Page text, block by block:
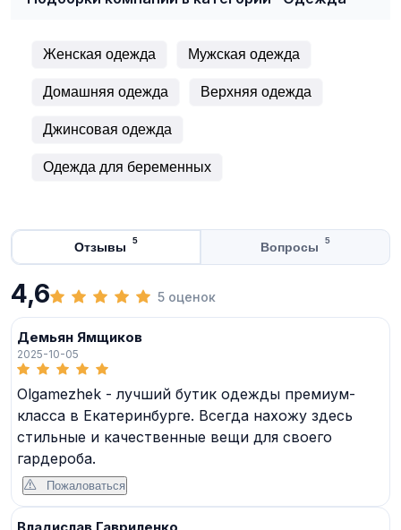
Женская одежда Мужская одежда
Домашняя одежда Верхняя одежда
Джинсовая одежда
Одежда для беременных
Отзывы 5 Вопросы 5
4,6 5 оценок
Демьян Ямщиков
2025-10-05
Olgamezhek - лучший бутик одежды премиум-
класса в Екатеринбурге. Всегда нахожу здесь
стильные и качественные вещи для своего
гардероба.
Пожаловаться